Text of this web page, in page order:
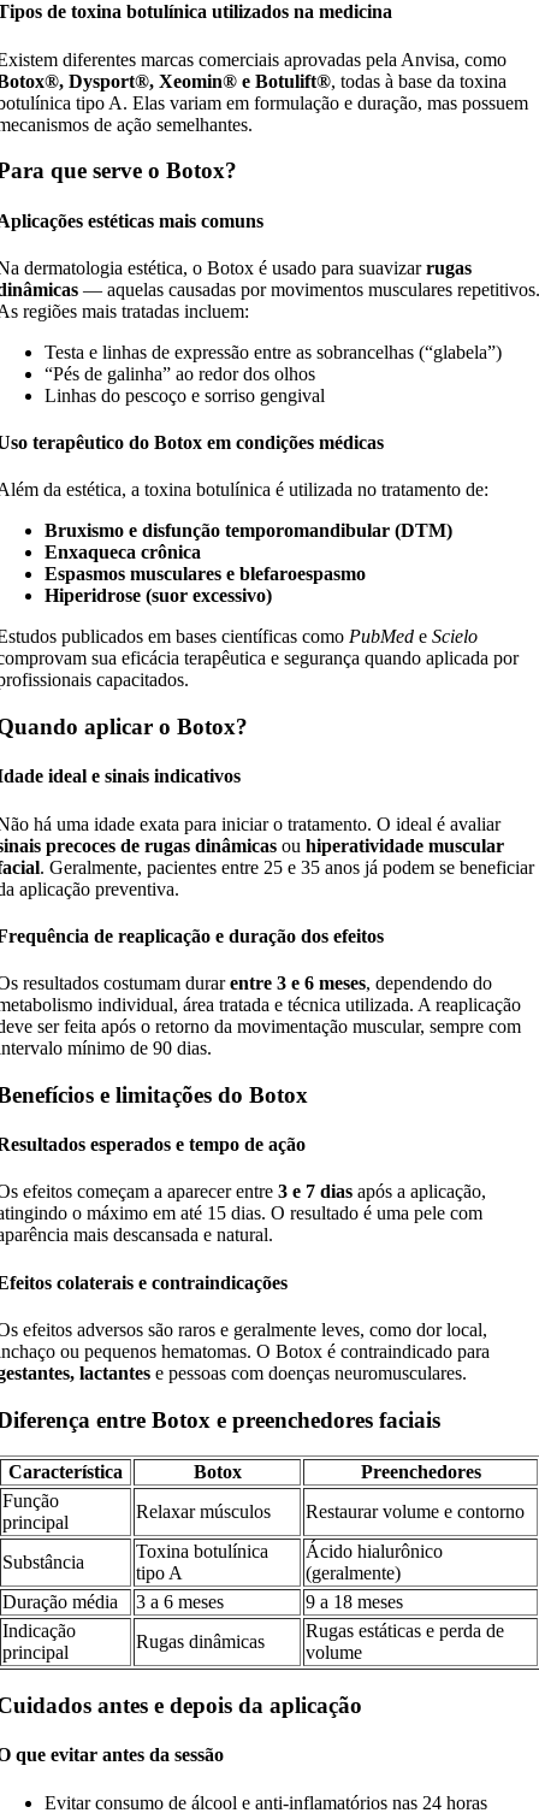
de toxina botulínica utilizados na medicina
diferentes marcas comerciais aprovadas pela Anvisa, como
Dysport®, Xeomin® e Botulift®, todas à base da toxina
tipo A. Elas variam em formulação e duração, mas possuem
de ação semelhantes.
que serve o Botox?
estéticas mais comuns
dermatologia estética, o Botox é usado para suavizarrugas
— aquelas causadas por movimentos musculares
regiões mais tratadas incluem:
Testa e linhas de expressão entre as sobrancelhas (“glabela”)
“Pés de galinha” ao redor dos olhos
Linhas do pescoço e sorriso gengival
terapêutico do Botox em condições médicas
da estética, a toxina botulínica é utilizada no tratamento de:
Bruxismo e disfunção temporomandibular (DTM)
Enxaqueca crônica
Espasmos musculares e blefaroespasmo
Hiperidrose (suor excessivo)
publicados em bases científicas como PubMed eScielo
sua eficácia terapêutica e segurança quando aplicada por
capacitados.
aplicar o Botox?
ideal e sinais indicativos
há uma idade exata para iniciar o tratamento. O ideal é avaliar
precoces de rugas dinâmicas ouhiperatividade muscular
. Geralmente, pacientes entre 25 e 35 anos já podem se beneficiar
aplicação preventiva.
de reaplicação e duração dos efeitos
resultados costumam durarentre 3 e 6 meses, dependendo do
individual, área tratada e técnica utilizada. A reaplicação
ser feita após o retorno da movimentação muscular, sempre com
mínimo de 90 dias.
e limitações do Botox
esperados e tempo de ação
efeitos começam a aparecer entre3 e 7 dias após a aplicação,
o máximo em até 15 dias. O resultado é uma pele com
mais descansada e natural.
colaterais e contraindicações
efeitos adversos são raros e geralmente leves, como dor local,
ou pequenos hematomas. O Botox é contraindicado para
lactantes e pessoas com doenças neuromusculares.
entre Botox e preenchedores faciais
Característica Botox
Preenchedores
Função
principal
Relaxar músculos Restaurar volume e contorno
Substância
Toxina botulínica
tipo A
Ácido hialurônico
(geralmente)
Duração média
3 a 6 meses
9 a 18 meses
Indicação
principal
Rugas dinâmicas
Rugas estáticas e perda de
volume
antes e depois da aplicação
que evitar antes da sessão
Evitar consumo de álcool e anti-inflamatórios nas 24 horas